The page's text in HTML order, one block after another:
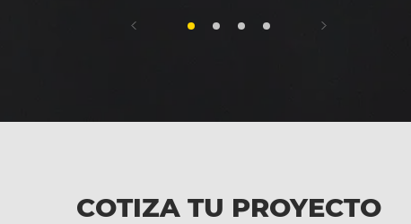
COTIZA TU PROYECTO